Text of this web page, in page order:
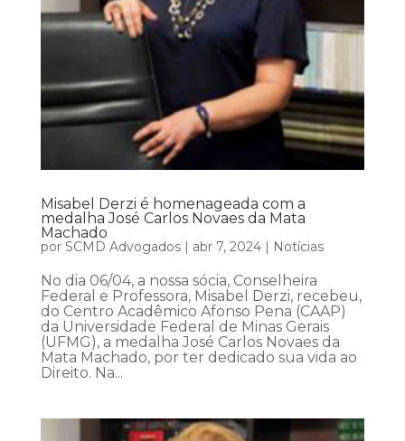
Misabel Derzi é homenageada com a
medalha José Carlos Novaes da Mata
Machado
por SCMD Advogados| abr 7, 2024| Notícias
No dia 06/04, a nossa sócia, Conselheira
Federal e Professora, Misabel Derzi, recebeu,
do Centro Acadêmico Afonso Pena (CAAP)
da Universidade Federal de Minas Gerais
(UFMG), a medalha José Carlos Novaes da
Mata Machado, por ter dedicado sua vida ao
Direito. Na...